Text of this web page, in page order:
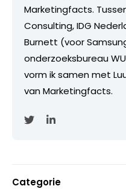
Marketingfacts.
Consulting, IDG
Burnett (voor
onderzoeksbureau
vorm ik samen met
van Marketingfacts.
Categorie